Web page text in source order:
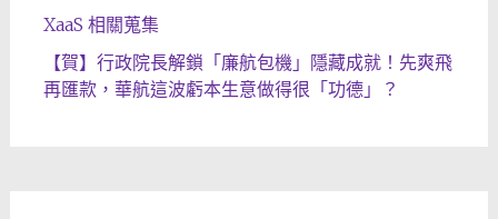
XaaS 相關蒐集
【賀】行政院長解鎖「廉航包機」隱藏成就！先爽飛
再匯款，華航這波虧本生意做得很「功德」？